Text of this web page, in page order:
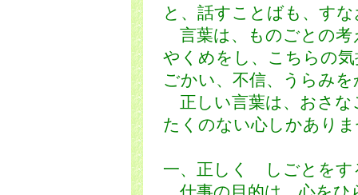
と、話すことばも、す
言葉は、ものごとの考
やくめをし、こちらの
ごかい、不信、うらみ
正しい言葉は、おさな
たくのない心しかあり
一、正しく しごとをす